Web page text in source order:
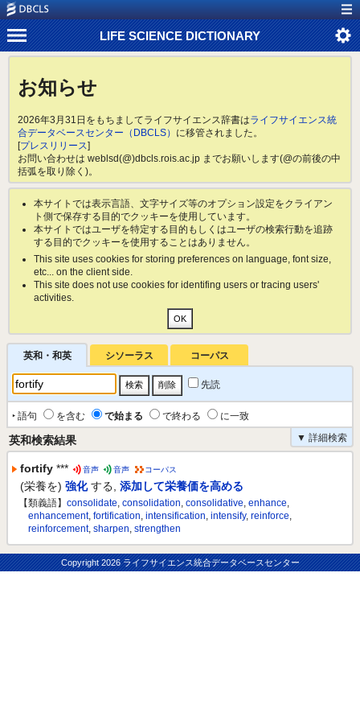
LIFE SCIENCE DICTIONARY
お知らせ
2026年3月31日をもちましてライフサイエンス辞書はライフサイエンス統
合データベースセンター（DBCLS） に移管されました。
[プレスリリース]
お問い合わせは weblsd(@)dbcls.rois.ac.jp までお願いします(@の前後の中
括弧を取り除く)。
本サイトでは表示言語、文字サイズ等のオプション設定をクライアン
ト側で保存する目的でクッキーを使用しています。
本サイトではユーザを特定する目的もしくはユーザの検索行動を追跡
する目的でクッキーを使用することはありません。
This site uses cookies for storing preferences on language, font size,
etc... on the client side.
This site does not use cookies for identifing users or tracing users'
activities.
英和・和英 シソーラス コーパス
先読
‣ 語句 を含む で始まる で終わる
に一致
▼ 詳細検索
英和検索結果
fortify *** 音声 音声 コーパス
(栄養を) 強化 する 添加して栄養価を高める
【類義語】 consolidate, consolidation, consolidative, enhance,
enhancement, fortification, intensification, intensify, reinforce,
reinforcement, sharpen, strengthen
Copyright2026 ライフサイエンス統合データベースセンター